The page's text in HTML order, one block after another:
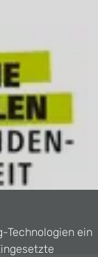
Technologien ein